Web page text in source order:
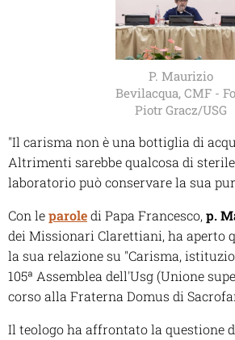
P. Maurizio
Bevilacqua, CMF -
Piotr Gracz/USG
"Il carisma non è una bottiglia di
Altrimenti sarebbe qualcosa di
laboratorio può conservare la sua
Con leparoledi Papa Francesco,p.
dei Missionari Clarettiani, ha aperto
la sua relazione su "Carisma,
105ª Assemblea dell'Usg (Unione
corso alla Fraterna Domus di
Il teologo ha affrontato la questione